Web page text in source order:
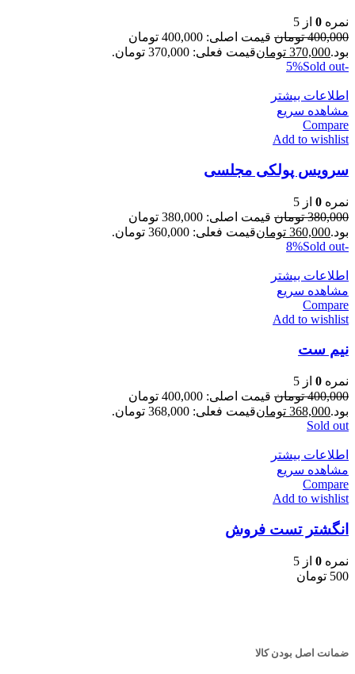
نمره 0 از 5
400,000 تومان
قیمت اصلی: 400,000 تومان
بود.370,000 تومانقیمت فعلی: 370,000 تومان.
-5%
Sold out
اطلاعات بیشتر
مشاهده سریع
Compare
Add to wishlist
سرویس پولکی مجلسی
نمره 0 از 5
380,000 تومان
قیمت اصلی: 380,000 تومان
بود.360,000 تومانقیمت فعلی: 360,000 تومان.
-8%
Sold out
اطلاعات بیشتر
مشاهده سریع
Compare
Add to wishlist
نیم ست
نمره 0 از 5
400,000 تومان
قیمت اصلی: 400,000 تومان
بود.368,000 تومانقیمت فعلی: 368,000 تومان.
Sold out
اطلاعات بیشتر
مشاهده سریع
Compare
Add to wishlist
انگشتر تست فروش
نمره 0 از 5
500 تومان
ضمانت اصل بودن کالا